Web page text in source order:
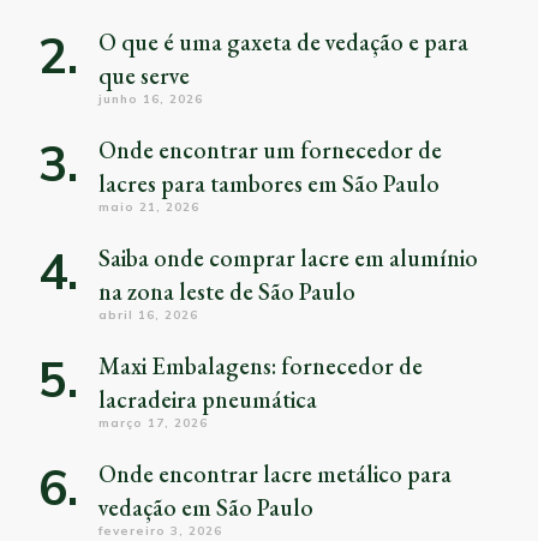
O que é uma gaxeta de vedação e para
que serve
junho 16, 2026
Onde encontrar um fornecedor de
lacres para tambores em São Paulo
maio 21, 2026
Saiba onde comprar lacre em alumínio
na zona leste de São Paulo
abril 16, 2026
Maxi Embalagens: fornecedor de
lacradeira pneumática
março 17, 2026
Onde encontrar lacre metálico para
vedação em São Paulo
fevereiro 3, 2026